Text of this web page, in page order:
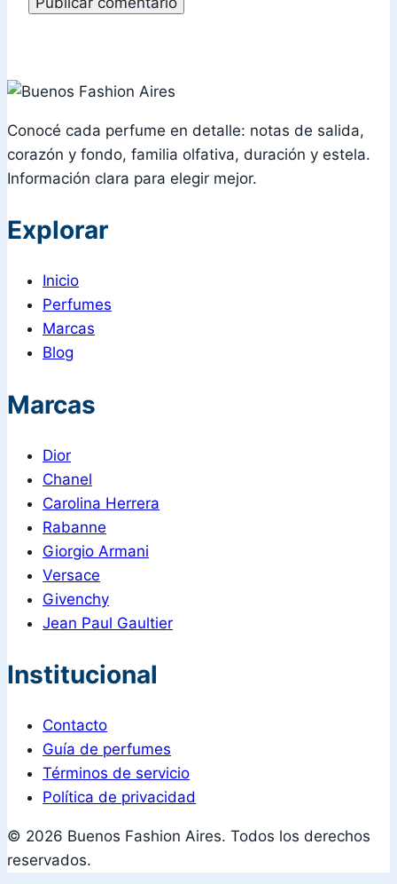
Conocé cada perfume en detalle: notas de salida,
corazón y fondo, familia olfativa, duración y estela.
Información clara para elegir mejor.
Explorar
Inicio
Perfumes
Marcas
Blog
Marcas
Dior
Chanel
Carolina Herrera
Rabanne
Giorgio Armani
Versace
Givenchy
Jean Paul Gaultier
Institucional
Contacto
Guía de perfumes
Términos de servicio
Política de privacidad
© 2026 Buenos Fashion Aires. Todos los derechos
reservados.